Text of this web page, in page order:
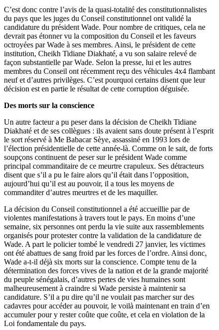
C’est donc contre l’avis de la quasi-totalité des constitutionnalistes
du pays que les juges du Conseil constitutionnel ont validé la
candidature du président Wade. Pour nombre de critiques, cela ne
devrait pas étonner vu la composition du Conseil et les faveurs
octroyées par Wade à ses membres. Ainsi, le président de cette
institution, Cheikh Tidiane Diakhaté, a vu son salaire relevé de
façon substantielle par Wade. Selon la presse, lui et les autres
membres du Conseil ont récemment reçu des véhicules 4x4 flambant
neuf et d’autres privilèges. C’est pourquoi certains disent que leur
décision est en partie le résultat de cette corruption déguisée.
Des morts sur la conscience
Un autre facteur a pu peser dans la décision de Cheikh Tidiane
Diakhaté et de ses collègues : ils avaient sans doute présent à l’esprit
le sort réservé à Me Babacar Sèye, assassiné en 1993 lors de
l’élection présidentielle de cette année-là. Comme on le sait, de forts
soupçons continuent de peser sur le président Wade comme
principal commanditaire de ce meurtre crapuleux. Ses détracteurs
disent que s’il a pu le faire alors qu’il était dans l’opposition,
aujourd’hui qu’il est au pouvoir, il a tous les moyens de
commanditer d’autres meurtres et de les maquiller.
La décision du Conseil constitutionnel a été accueillie par de
violentes manifestations à travers tout le pays. En moins d’une
semaine, six personnes ont perdu la vie suite aux rassemblements
organisés pour protester contre la validation de la candidature de
Wade. A part le policier tombé le vendredi 27 janvier, les victimes
ont été abattues de sang froid par les forces de l’ordre. Ainsi donc,
Wade a-t-il déjà six morts sur la conscience. Compte tenu de la
détermination des forces vives de la nation et de la grande majorité
du peuple sénégalais, d’autres pertes de vies humaines sont
malheureusement à craindre si Wade persiste à maintenir sa
candidature. S’il a pu dire qu’il ne voulait pas marcher sur des
cadavres pour accéder au pouvoir, le voilà maintenant en train d’en
accumuler pour y rester coûte que coûte, et cela en violation de la
Loi fondamentale du pays.